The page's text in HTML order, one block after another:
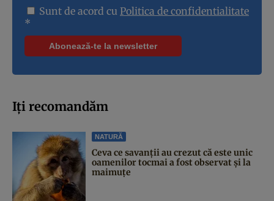
Sunt de acord cu Politica de confidentialitate
*
Iți recomandăm
NATURĂ
Ceva ce savanții au crezut că este unic
oamenilor tocmai a fost observat și la
maimuțe